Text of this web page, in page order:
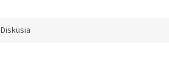
Diskusia